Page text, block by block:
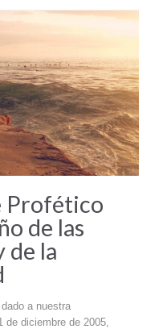
Profético
de las
de la
a nuestra
de diciembre de 2005,